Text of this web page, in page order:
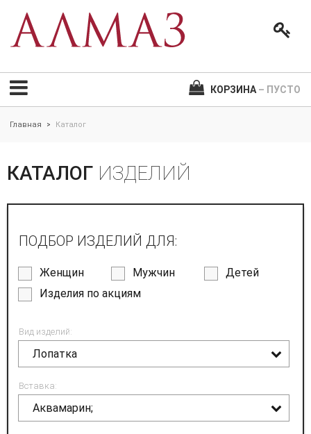
КОРЗИНА – ПУСТО
Главная > Каталог
КАТАЛОГ ИЗДЕЛИЙ
ПОДБОР ИЗДЕЛИЙ ДЛЯ:
Женщин Мужчин
Детей
Изделия по акциям
Вид изделий:
Лопатка
Вставка:
Аквамарин;